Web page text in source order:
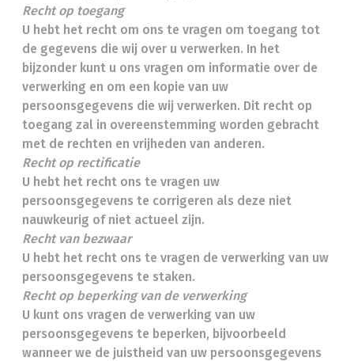
Recht op toegang
U hebt het recht om ons te vragen om toegang tot
de gegevens die wij over u verwerken. In het
bijzonder kunt u ons vragen om informatie over de
verwerking en om een kopie van uw
persoonsgegevens die wij verwerken. Dit recht op
toegang zal in overeenstemming worden gebracht
met de rechten en vrijheden van anderen.
Recht op rectificatie
U hebt het recht ons te vragen uw
persoonsgegevens te corrigeren als deze niet
nauwkeurig of niet actueel zijn.
Recht van bezwaar
U hebt het recht ons te vragen de verwerking van uw
persoonsgegevens te staken.
Recht op beperking van de verwerking
U kunt ons vragen de verwerking van uw
persoonsgegevens te beperken, bijvoorbeeld
wanneer we de juistheid van uw persoonsgegevens